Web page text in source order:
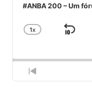
#ANBA 200 – Um
CHANGE
1X
PREVIOUS
EPISODE